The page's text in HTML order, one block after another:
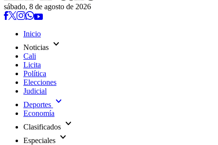
sábado, 8 de agosto de 2026
Inicio
Noticias expand_more
Cali
Licita
Política
Elecciones
Judicial
Deportes expand_more
Economía
Clasificados expand_more
Especiales expand_more